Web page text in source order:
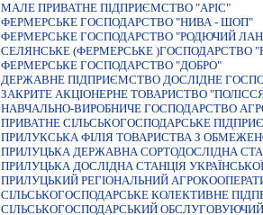
МАЛЕ ПРИВАТНЕ ПIДПРИЄМСТВО "АРIС"
ФЕРМЕРСЬКЕ ГОСПОДАРСТВО "НИВА - ШОП"
ФЕРМЕРСЬКЕ ГОСПОДАРСТВО "РОДЮЧИЙ
СЕЛЯНСЬКЕ (ФЕРМЕРСЬКЕ )ГОСПОДАРСТВО
ФЕРМЕРСЬКЕ ГОСПОДАРСТВО "ДОБРО"
ДЕРЖАВНЕ ПIДПРИЄМСТВО ДОСЛIДНЕ
ЗАКРИТЕ АКЦIОНЕРНЕ ТОВАРИСТВО
НАВЧАЛЬНО-ВИРОБНИЧЕ ГОСПОДАРСТВО
ПРИВАТНЕ СIЛЬСЬКОГОСПОДАРСЬКЕ
ПРИЛУКСЬКА ФІЛІЯ ТОВАРИСТВА З
ПРИЛУЦЬКА ДЕРЖАВНА СОРТОДОСЛІДНА
ПРИЛУЦЬКА ДОСЛIДНА СТАНЦIЯ
ПРИЛУЦЬКИЙ РЕГIОНАЛЬНИЙ
СIЛЬСЬКОГОСПОДАРСЬКЕ КОЛЕКТИВНЕ
СІЛЬСЬКОГОСПОДАРСЬКИЙ